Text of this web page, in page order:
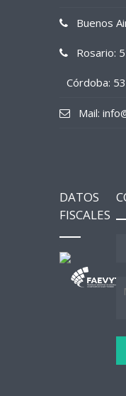
Buenos
Rosario:
Córdoba:
Mail:
DATOS
FISCALES